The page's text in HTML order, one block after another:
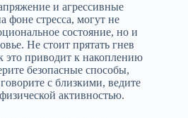
и агрессивные
стресса, могут не
состояние, но и
Не стоит прятать гнев
это приводит к накоплению
безопасные способы,
с близкими, ведите
активностью.